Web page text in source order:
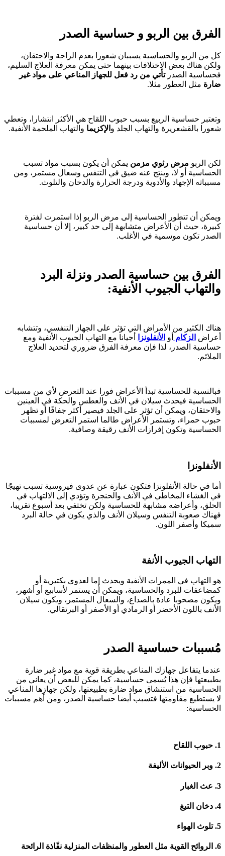
الفرق بين الربو و حساسية الصدر
كل من الربو والحساسية يسببان شعورا بعدم الراحة والاحتقان،
ولكن هناك بعض الاختلافات بينهما حتى يمكن معرفة العلاج السليم،
فحساسية الصدرتأتي من رد فعل للجهاز المناعي على مواد غير
ضارة مثل العطور مثلا.
وتعتبر حساسية الربيع بسبب حبوب اللقاح هي الأكثر انتشارا، وتعطي
شعورا بالقشعريرة والتهاب الجلد و الإكزيما والتهاب الملحمة الأنفية.
لكن الربو مرض رئوي مزمن يمكن أن يكون بسبب مواد تسبب
الحساسية أو لا، وينتج عنه ضيق في التنفس وسعال مستمر، ومن
مسبباته الإجهاد والأدوية ودرجة الحرارة والدخان والتلوث.
ويمكن أن تتطور الحساسية إلى مرض الربو إذا استمرت لفترة
كبيرة، حيث أن الأعراض متشابهة إلى حد كبير، إلا أن حساسية
الصدر تكون موسمية في الأغلب.
الفرق بين حساسية الصدر ونزلة البرد
والتهاب الجيوب الأنفية:
هناك الكثير من الأمراض التي تؤثر على الجهاز التنفسي، وتتشابه
أعراض الزكام أو الأنفلونزا
أحيانا مع التهاب الجيوب الأنفية ومع
حساسية الصدر، لذا فإن معرفة الفرق ضروري لتحديد العلاج
الملائم.
فبالنسبة للحساسية تبدأ الأعراض فورا عند التعرض لأي من مسببات
الحساسية فيحدث سيلان في الأنف والعطس والحكة في العينين
والاحتقان، ويمكن أن تؤثر على الجلد فيصير أكثر جفافًا أو تظهر
حبوب حمراء، وتستمر الأعراض طالما استمر التعرض لمسببات
الحساسية وتكون إفرازات الأنف رقيقة وصافية.
الأنفلونزا
أما في حالة الأنفلونزا فتكون عبارة عن عدوى فيروسية تسبب تهيجًا
في الغشاء المخاطي في الأنف والحنجرة وتؤدي إلى الالتهاب في
الحلق، وأعراضه مشابهة للحساسية ولكن تختفي بعد أسبوع تقريبا،
فهناك صعوبة التنفس وسيلان الأنف والذي يكون في حالة البرد
سميكا وأصفر اللون.
التهاب الجيوب الأنفة
هو التهاب في الممرات الأنفية ويحدث إما لعدوى بكتيرية أو
كمضاعفات للبرد والحساسية، ويمكن أن يستمر لأسابيع أو أشهر،
ويكون مصحوبا عادة بالصداع، والسعال المستمر، ويكون سيلان
الأنف باللون الأخضر أو الرمادي أو الأصفر أو البرتقالي.
مُسببات حساسية الصدر
عندما يتفاعل جهازك المناعي بطريقة قوية مع مواد غير ضارة
بطبيعتها فإن هذا يُسمى حساسية، كما يمكن للبعض أن يعاني من
الحساسية من استنشاق مواد ضارة بطبيعتها، ولكن جهازها المناعي
لا يستطيع مقاومتها فتسبب أيضا حساسية الصدر، ومن أهم مسببات
الحساسية:
1. حبوب اللقاح
2. وبر الحيوانات الأليفة
3. عث الغبار
4. دخان التبغ
5. تلوث الهواء
6. الروائح القوية مثل العطور والمنظفات المنزلية نفّاذة الرائحة